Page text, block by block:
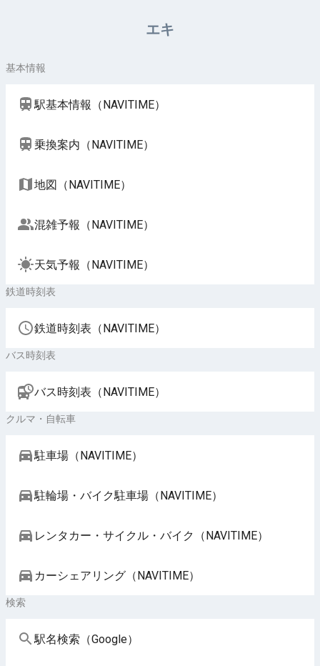
エキ
基本情報
駅基本情報（NAVITIME）
乗換案内（NAVITIME）
地図（NAVITIME）
混雑予報（NAVITIME）
天気予報（NAVITIME）
鉄道時刻表
鉄道時刻表（NAVITIME）
バス時刻表
バス時刻表（NAVITIME）
クルマ・自転車
駐車場（NAVITIME）
駐輪場・バイク駐車場（NAVITIME）
レンタカー・サイクル・バイク（NAVITIME）
カーシェアリング（NAVITIME）
検索
駅名検索（Google）